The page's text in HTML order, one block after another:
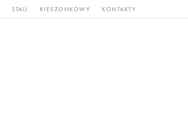
STALI KIESZONKOWY KONTAKTY
Stal Rzadkie i